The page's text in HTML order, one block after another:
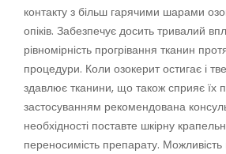
контакту з більш гарячими шарами
опіків. Забезпечує досить тривалий
рівномірність прогрівання тканин
процедури. Коли озокерит остигає і
здавлює тканини, що також сприяє їх
застосуванням рекомендована
необхідності поставте шкірну
переносимість препарату. Можливість